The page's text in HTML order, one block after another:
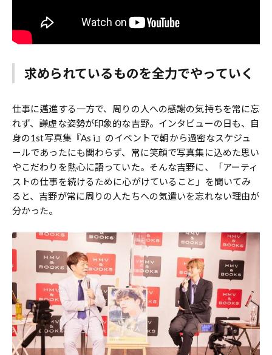
求められているものを全力でやっていく
仕事に邁進する一方で、周りの人への感謝の気持ちを常に忘
れず、謙虚な姿勢が印象的な吉野。インタビューの日も、自
身の1st写真集『As i』のイベントで朝から過密なスケジュ
ールであったにも関わらず、常に笑顔で写真集に込めた思い
やこだわりを熱心に語っていた。そんな吉野に、「アーティ
ストの仕事を続けるために心がけていること」を聞いてみ
ると、吉野が常に周りの人たちへの気遣いを忘れない理由が
分かった。